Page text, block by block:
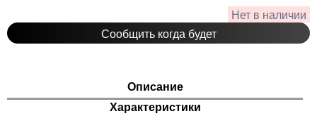
Нет в наличии
Сообщить когда будет
Описание
Характеристики